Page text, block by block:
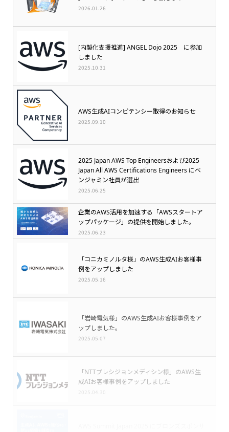
2026.01.26
[内製化支援推進] ANGEL Dojo 2025 に参加
しました
2025.10.31
AWS生成AIコンピテンシー取得のお知らせ
2025.09.10
2025 Japan AWS Top Engineersおよび2025
Japan All AWS Certifications Engineers にベ
ンジャミン社員が選出
2025.06.25
企業のAWS活用を加速する「AWSスタートア
ップパッケージ」の提供を開始しました。
2025.06.23
「コニカミノルタ様」のAWS生成AIお客様事
例をアップしました
2025.05.16
「岩崎電気様」のAWS生成AIお客様事例をア
ップしました。
2025.05.07
「NTTプレシジョンメディシン様」のAWS生
成AIお客様事例をアップしました
2025.04.30